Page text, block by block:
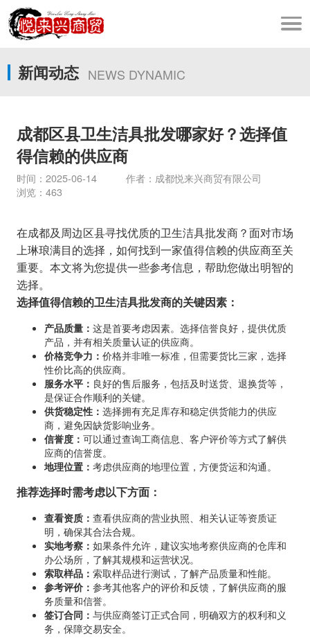
新闻动态 NEWS DYNAMIC
成都区县卫生洁具批发哪家好？选择值
得信赖的供应商
时间：2025-06-14 作者：成都悦来兴商贸有限公司
浏览：463
在成都及周边区县寻找优质的卫生洁具批发商？面对市场
上琳琅满目的选择，如何找到一家值得信赖的供应商至关
重要。本文将为您提供一些参考信息，帮助您做出明智的
选择。
选择值得信赖的卫生洁具批发商的关键因素：
产品质量： 这是首要考虑因素。选择信誉良好，提供优质
产品，并有相关质量认证的供应商。
价格竞争力： 价格并非唯一标准，但需要货比三家，选择
性价比高的供应商。
服务水平： 良好的售后服务，包括及时送货、退换货等，
是保证合作顺利的关键。
供货稳定性： 选择拥有充足库存和稳定供货能力的供应
商，避免因缺货影响业务。
信誉度： 可以通过查询工商信息、客户评价等方式了解供
应商的信誉度。
地理位置： 考虑供应商的地理位置，方便货运和沟通。
推荐选择时需考虑以下方面：
查看资质： 查看供应商的营业执照、相关认证等资质证
明，确保其合法合规。
实地考察： 如果条件允许，建议实地考察供应商的仓库和
办公场所，了解其规模和运营状况。
索取样品： 索取样品进行测试，了解产品质量和性能。
参考评价： 参考其他客户的评价和反馈，了解供应商的服
务质量和信誉。
签订合同： 与供应商签订正式合同，明确双方的权利和义
务，保障交易安全。